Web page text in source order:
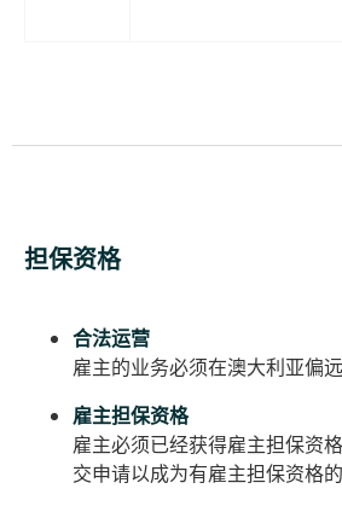
担保资格
合法运营
雇主的业务必须在澳大利亚偏
雇主担保资格
雇主必须已经获得雇主担保资
交申请以成为有雇主担保资格的